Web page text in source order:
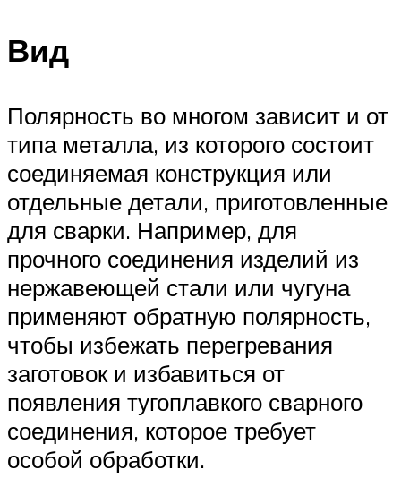
Вид
Полярность во многом зависит и от
типа металла, из которого состоит
соединяемая конструкция или
отдельные детали, приготовленные
для сварки. Например, для
прочного соединения изделий из
нержавеющей стали или чугуна
применяют обратную полярность,
чтобы избежать перегревания
заготовок и избавиться от
появления тугоплавкого сварного
соединения, которое требует
особой обработки.